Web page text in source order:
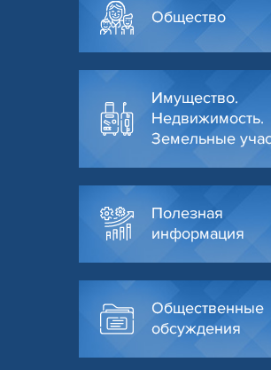
Общество
Имущество.
Недвижимость.
Земельные
Полезная
информация
Общественные
обсуждения